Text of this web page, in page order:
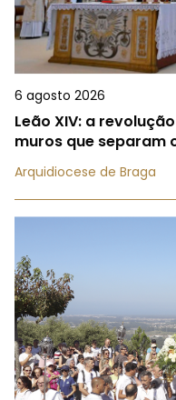
6 agosto 2026
Leão XIV: a
muros que separam
Arquidiocese de Braga